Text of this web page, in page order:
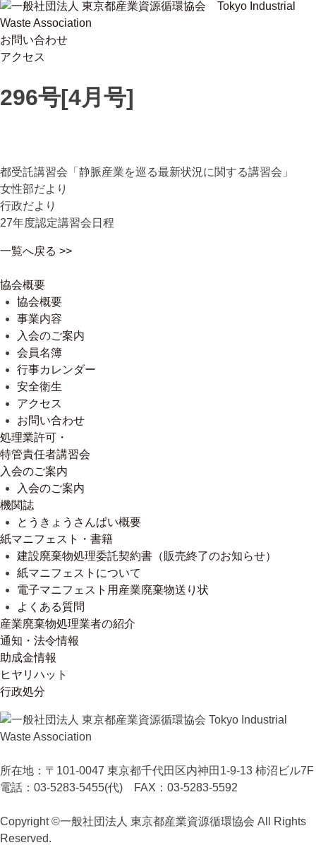
一般社団法人 東京都産業資源循環協会
Tokyo Industrial Waste Association
お問い合わせ
アクセス
296号[4月号]
都受託講習会「静脈産業を巡る最新状況に関する講習会」
女性部だより
行政だより
27年度認定講習会日程
一覧へ戻る >>
協会概要
協会概要
事業内容
入会のご案内
会員名簿
行事カレンダー
安全衛生
アクセス
お問い合わせ
処理業許可・
特管責任者講習会
入会のご案内
入会のご案内
機関誌
とうきょうさんぱい概要
紙マニフェスト・書籍
建設廃棄物処理委託契約書（販売終了のお知らせ）
紙マニフェストについて
電子マニフェスト用産業廃棄物送り状
よくある質問
産業廃棄物処理業者の紹介
通知・法令情報
助成金情報
ヒヤリハット
行政処分
所在地：〒101-0047 東京都千代田区内神田1-9-13 柿沼ビル7F
電話：03-5283-5455(代) FAX：03-5283-5592
Copyright ©一般社団法人 東京都産業資源循環協会 All Rights
Reserved.